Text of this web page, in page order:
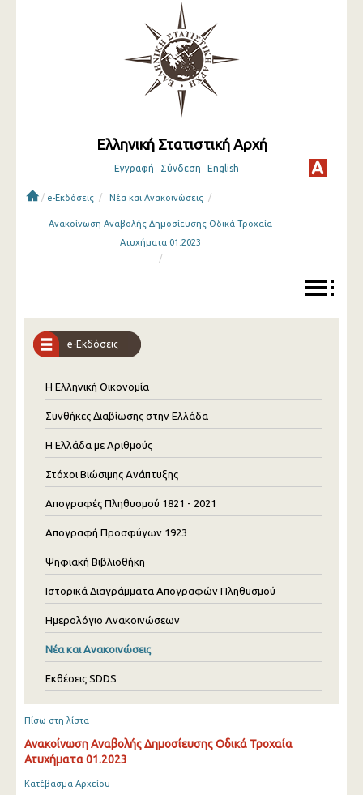
Ελληνική Στατιστική Αρχή
Εγγραφή Σύνδεση English
/ e-Εκδόσεις / Νέα και Ανακοινώσεις /
Ανακοίνωση Αναβολής Δημοσίευσης Οδικά Τροχαία
Ατυχήματα 01.2023
/
e-Εκδόσεις
Η Ελληνική Οικονομία
Συνθήκες Διαβίωσης στην Ελλάδα
Η Ελλάδα με Αριθμούς
Στόχοι Βιώσιμης Ανάπτυξης
Απογραφές Πληθυσμού 1821 - 2021
Απογραφή Προσφύγων 1923
Ψηφιακή Βιβλιοθήκη
Ιστορικά Διαγράμματα Απογραφών Πληθυσμού
Ημερολόγιο Ανακοινώσεων
Νέα και Ανακοινώσεις
Εκθέσεις SDDS
Πίσω στη λίστα
Ανακοίνωση Αναβολής Δημοσίευσης Οδικά Τροχαία
Ατυχήματα 01.2023
Κατέβασμα Αρχείου